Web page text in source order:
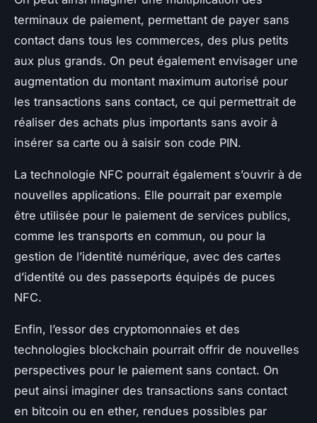
terminaux de paiement, permettant de payer sans
contact dans tous les commerces, des plus petits
aux plus grands. On peut également envisager une
augmentation du montant maximum autorisé pour
les transactions sans contact, ce qui permettrait de
réaliser des achats plus importants sans avoir à
insérer sa carte ou à saisir son code PIN.
La technologie NFC pourrait également s’ouvrir à de
nouvelles applications. Elle pourrait par exemple
être utilisée pour le paiement de services publics,
comme les transports en commun, ou pour la
gestion de l’identité numérique, avec des cartes
d’identité ou des passeports équipés de puces
NFC.
Enfin, l’essor des cryptomonnaies et des
technologies blockchain pourrait offrir de nouvelles
perspectives pour le paiement sans contact. On
peut ainsi imaginer des transactions sans contact
en bitcoin ou en ether, rendues possibles par